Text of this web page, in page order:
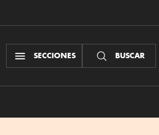
SECCIONES BUSCAR